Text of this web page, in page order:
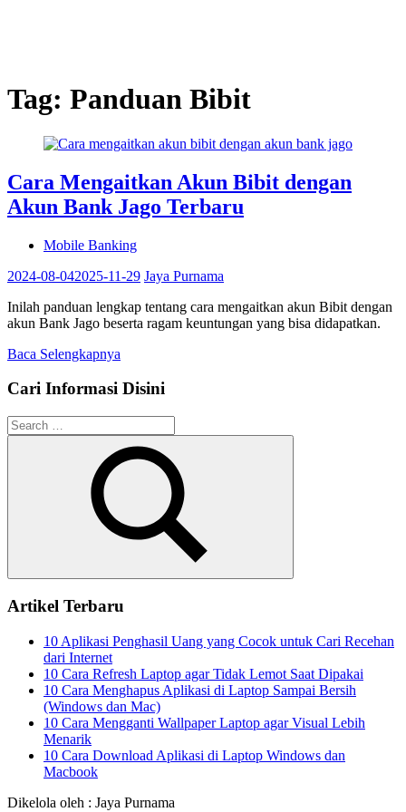
Tag: Panduan Bibit
Cara Mengaitkan Akun Bibit dengan
Akun Bank Jago Terbaru
Mobile Banking
2024-08-042025-11-29 Jaya Purnama
Inilah panduan lengkap tentang cara mengaitkan akun Bibit dengan
akun Bank Jago beserta ragam keuntungan yang bisa didapatkan.
Baca Selengkapnya
Cari Informasi Disini
Search
for:
Search
Artikel Terbaru
10 Aplikasi Penghasil Uang yang Cocok untuk Cari Recehan
dari Internet
10 Cara Refresh Laptop agar Tidak Lemot Saat Dipakai
10 Cara Menghapus Aplikasi di Laptop Sampai Bersih
(Windows dan Mac)
10 Cara Mengganti Wallpaper Laptop agar Visual Lebih
Menarik
10 Cara Download Aplikasi di Laptop Windows dan
Macbook
Dikelola oleh : Jaya Purnama